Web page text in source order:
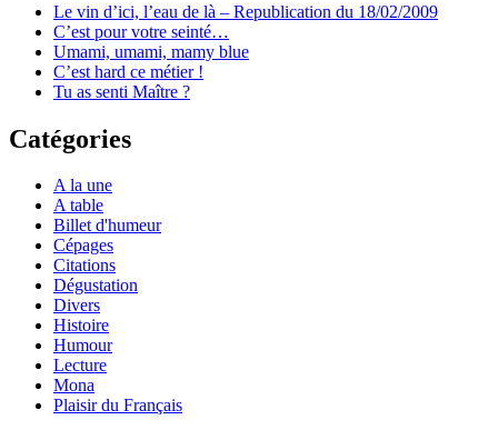
Le vin d’ici, l’eau de là – Republication du 18/02/2009
C’est pour votre seinté…
Umami, umami, mamy blue
C’est hard ce métier !
Tu as senti Maître ?
Catégories
A la une
A table
Billet d'humeur
Cépages
Citations
Dégustation
Divers
Histoire
Humour
Lecture
Mona
Plaisir du Français